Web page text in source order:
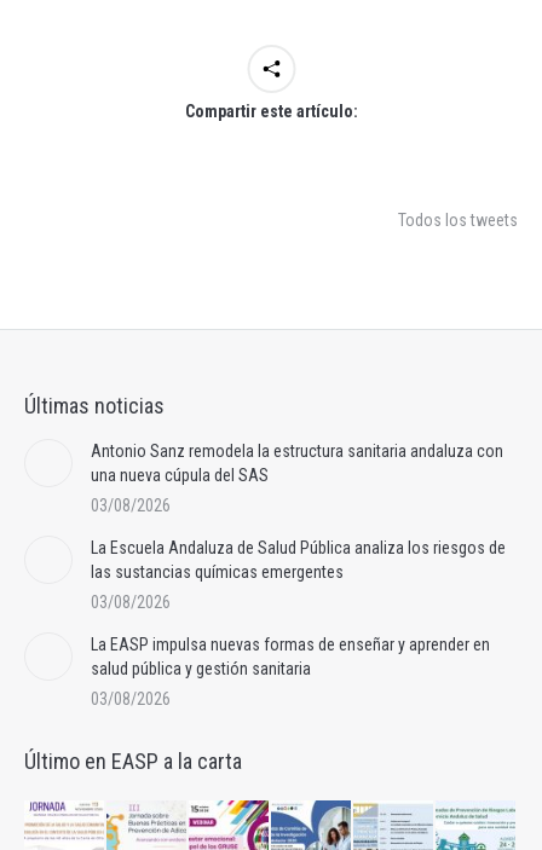
Compartir este artículo:
Todos los tweets
Últimas noticias
Antonio Sanz remodela la estructura sanitaria andaluza con
una nueva cúpula del SAS
03/08/2026
La Escuela Andaluza de Salud Pública analiza los riesgos de
las sustancias químicas emergentes
03/08/2026
La EASP impulsa nuevas formas de enseñar y aprender en
salud pública y gestión sanitaria
03/08/2026
Último en EASP a la carta